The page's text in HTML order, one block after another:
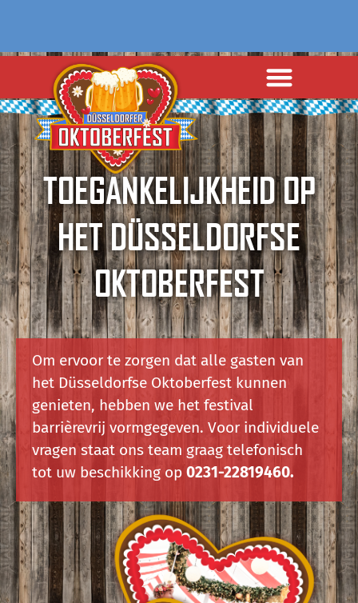
TOEGANKELIJKHEID OP
HET DÜSSELDORFSE
OKTOBERFEST
Om ervoor te zorgen dat alle gasten van
het Düsseldorfse Oktoberfest kunnen
genieten, hebben we het festival
barrièrevrij vormgegeven. Voor individuele
vragen staat ons team graag telefonisch
tot uw beschikking op 0231-22819460.